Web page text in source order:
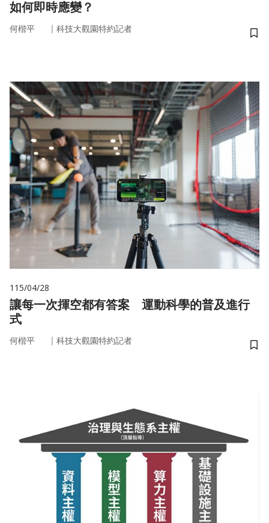
如何即時應變？
何楷平 ｜ 科技大觀園特約記者
儲
115/04/28
讓每一次揮空都有答案 運動科學的普及進行
式
何楷平 ｜ 科技大觀園特約記者
儲